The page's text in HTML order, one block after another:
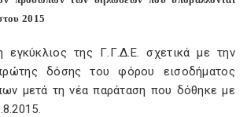
2015
εγκύκλιος της Γ.Γ.Δ.Ε. σχετικά με την
δόσης του φόρου εισοδήματος
μετά τη νέα παράταση που δόθηκε με